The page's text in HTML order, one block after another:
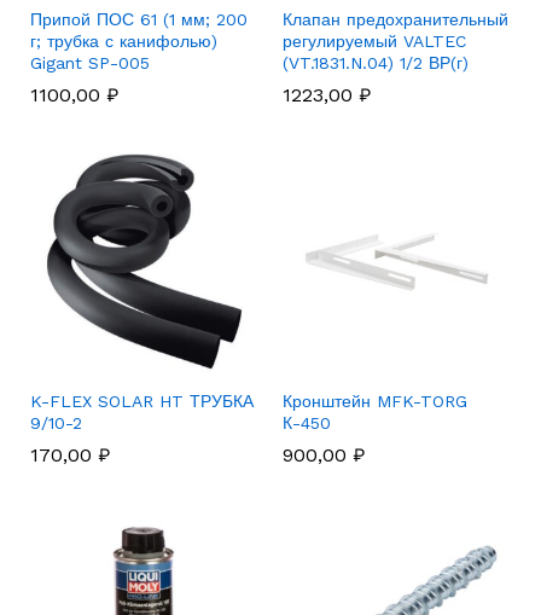
Припой ПОС 61 (1 мм; 200
г; трубка с канифолью)
Gigant SP-005
1100,00 ₽
Клапан предохранительный
регулируемый VALTEC
(VT.1831.N.04) 1/2 ВР(г)
1223,00 ₽
K-FLEX SOLAR HT ТРУБКА
9/10-2
170,00 ₽
Кронштейн MFK-TORG
К-450
900,00 ₽